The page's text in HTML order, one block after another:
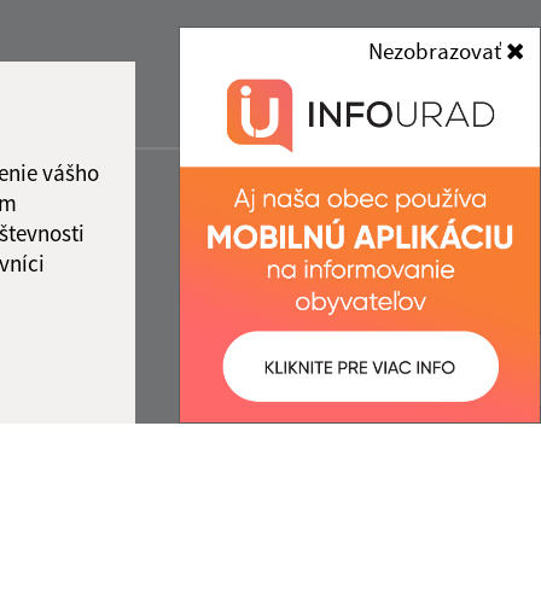
vášho
Nezobrazovať